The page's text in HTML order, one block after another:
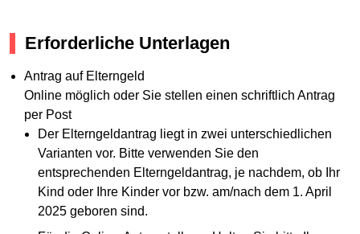
Erforderliche Unterlagen
Antrag auf Elterngeld
Online möglich oder Sie stellen einen schriftlich Antrag
per Post
Der Elterngeldantrag liegt in zwei unterschiedlichen
Varianten vor. Bitte verwenden Sie den
entsprechenden Elterngeldantrag, je nachdem, ob Ihr
Kind oder Ihre Kinder vor bzw. am/nach dem 1. April
2025 geboren sind.